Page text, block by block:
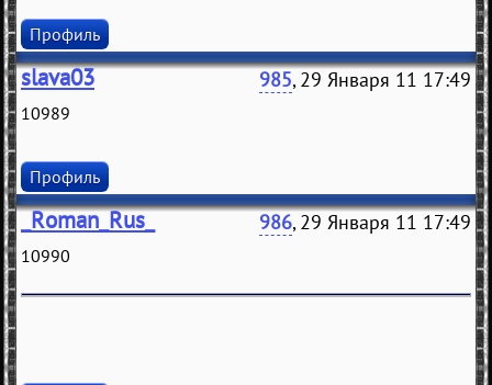
Профиль
slava03 985, 29 Января 11 17:49
10989
Профиль
_Roman_Rus_ 986, 29 Января 11 17:49
10990